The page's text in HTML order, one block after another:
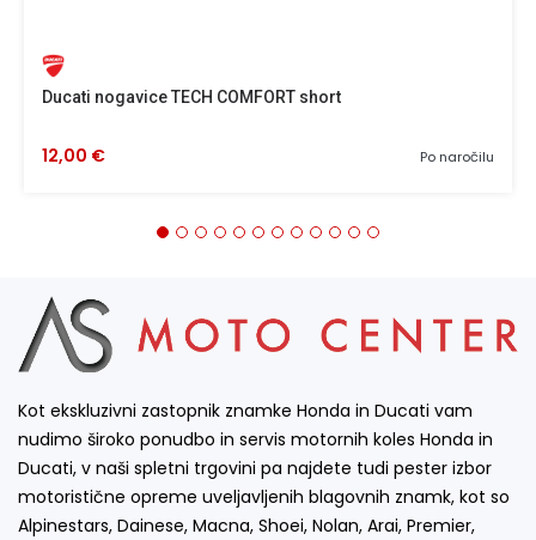
Ducati nogavice TECH COMFORT short
Po naročilu
12,00 €
Kot ekskluzivni zastopnik znamke Honda in Ducati vam
nudimo široko ponudbo in servis motornih koles Honda in
Ducati, v naši spletni trgovini pa najdete tudi pester izbor
motoristične opreme uveljavljenih blagovnih znamk, kot so
Alpinestars, Dainese, Macna, Shoei, Nolan, Arai, Premier,